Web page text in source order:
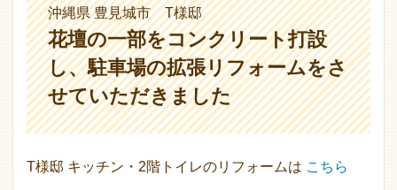
沖縄県 豊見城市 T様邸
花壇の一部をコンクリート打設
し、駐車場の拡張リフォームをさ
せていただきました
T様邸 キッチン・2階トイレのリフォームは こちら